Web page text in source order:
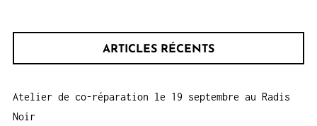
ARTICLES RÉCENTS
Atelier de co-réparation le 19 septembre au Radis
Noir